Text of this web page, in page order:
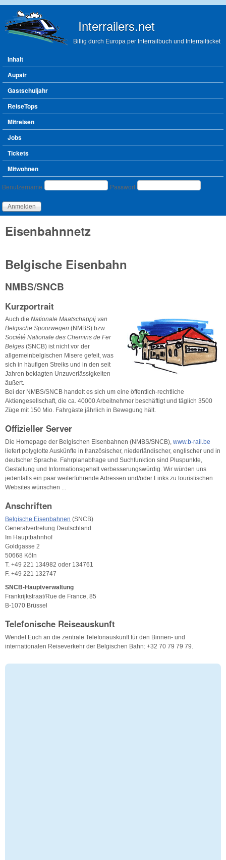
Interrailers.net
Billig durch Europa per Interrailbuch und Interrailticket
Hauptmenü
Inhalt
Aupair
Gastschuljahr
ReiseTops
Mitreisen
Jobs
Tickets
Mitwohnen
Benutzeranmeldung
Benutzername Passwort
Eisenbahnnetz
Belgische Eisenbahn
NMBS/SNCB
Kurzportrait
Auch die Nationale Maatschappij van
Belgische Spoorwegen (NMBS) bzw.
Société Nationale des Chemins de Fer
Belges (SNCB) ist nicht vor der
allgemeinbelgischen Misere gefeit, was
sich in häufigen Streiks und in den seit
Jahren beklagten Unzuverlässigkeiten
äußert.
Bei der NMBS/SNCB handelt es sich um eine öffentlich-rechtliche
Aktiengesellschaft, die ca. 40000 Arbeitnehmer beschäftigt und täglich 3500
Züge mit 150 Mio. Fahrgäste jährlich in Bewegung hält.
Offizieller Server
Die Homepage der Belgischen Eisenbahnen (NMBS/SNCB), www.b-rail.be
liefert polyglotte Auskünfte in französischer, niederländischer, englischer und in
deutscher Sprache. Fahrplanabfrage und Suchfunktion sind Pluspunkte,
Gestaltung und Informationsgehalt verbesserungswürdig. Wir würden uns
jedenfalls ein paar weiterführende Adressen und/oder Links zu touristischen
Websites wünschen ...
Anschriften
Belgische Eisenbahnen (SNCB)
Generalvertretung Deutschland
Im Hauptbahnhof
Goldgasse 2
50668 Köln
T. +49 221 134982 oder 134761
F. +49 221 132747
SNCB-Hauptverwaltung
Frankrijkstraat/Rue de France, 85
B-1070 Brüssel
Telefonische Reiseauskunft
Wendet Euch an die zentrale Telefonauskunft für den Binnen- und
internationalen Reiseverkehr der Belgischen Bahn: +32 70 79 79 79.